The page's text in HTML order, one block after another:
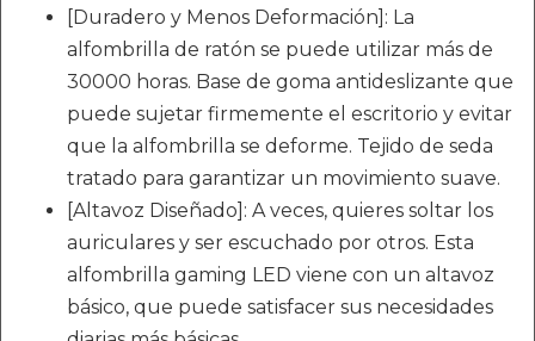
[Duradero y Menos Deformación]: La
alfombrilla de ratón se puede utilizar más de
30000 horas. Base de goma antideslizante que
puede sujetar firmemente el escritorio y evitar
que la alfombrilla se deforme. Tejido de seda
tratado para garantizar un movimiento suave.
[Altavoz Diseñado]: A veces, quieres soltar los
auriculares y ser escuchado por otros. Esta
alfombrilla gaming LED viene con un altavoz
básico, que puede satisfacer sus necesidades